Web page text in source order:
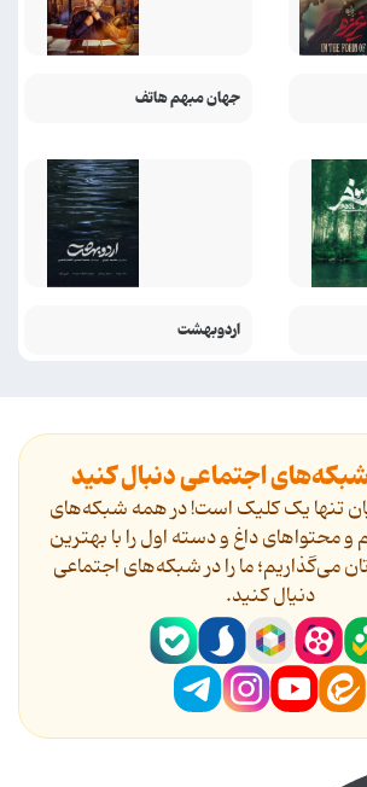
جهان مبهم هاتف
اردوبهشت
شبکه‌های اجتماعی دنبال کنید
تنها یک کلیک است! در همه شبکه‌های
محتواهای داغ و دسته اول را با بهترین
می‌گذاریم؛ ما را در شبکه‌های اجتماعی
دنیال کنید.